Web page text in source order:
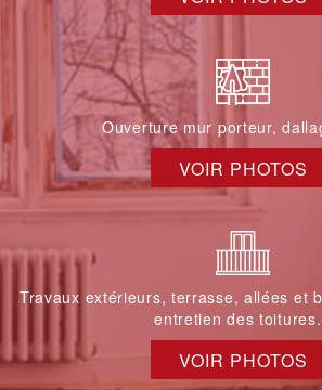
Ouverture mur porteur,
VOIR PHOTOS
Travaux extérieurs, terrasse, allées et
entretien des
VOIR PHOTOS